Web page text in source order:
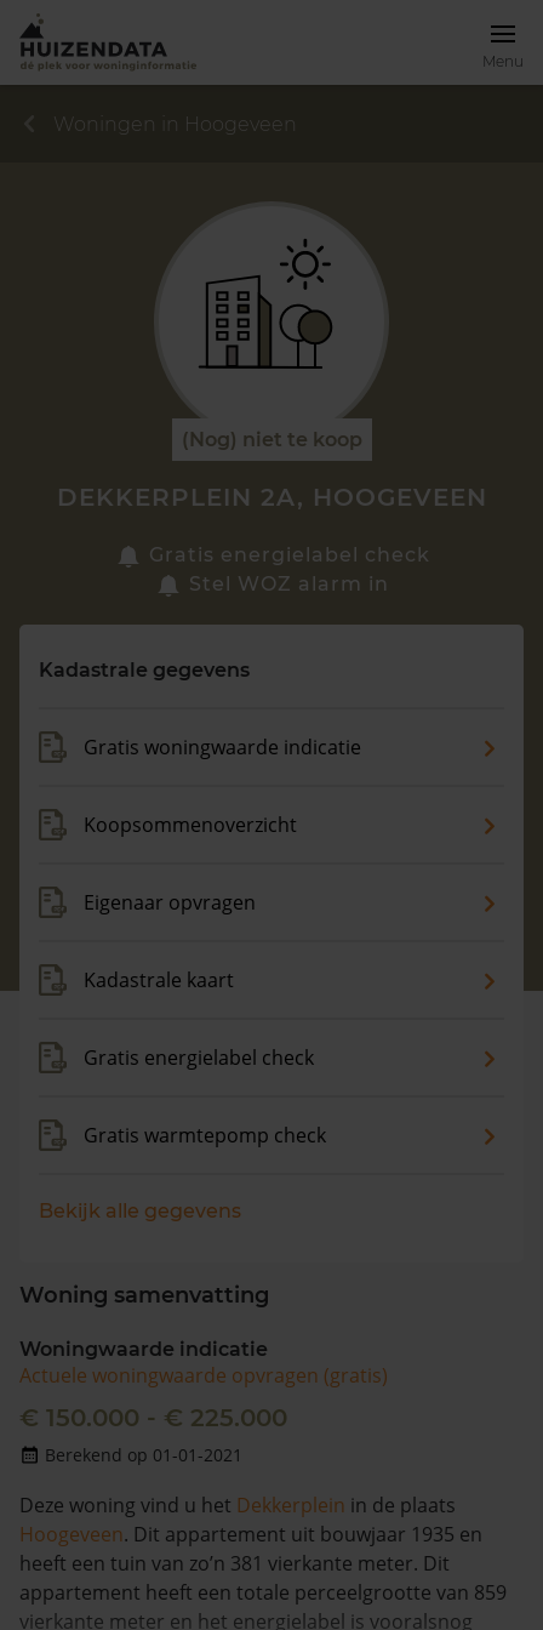
Menu
Zoek een woning
Maandag t/m vrijdag - 08:00 -18:00
Woningen in Hoogeveen
(Nog) niet te koop
DEKKERPLEIN 2A, HOOGEVEEN
Gratis energielabel check
Stel WOZ alarm in
Kadastrale gegevens
Gratis woningwaarde indicatie
Koopsommenoverzicht
Eigenaar opvragen
Kadastrale kaart
Gratis energielabel check
Gratis warmtepomp check
Bekijk alle gegevens
Woning samenvatting
Woningwaarde indicatie
Actuele woningwaarde opvragen (gratis)
€ 150.000 - € 225.000
Berekend op 01-01-2021
Deze woning vind u het Dekkerplein in de plaats
Hoogeveen. Dit appartement uit bouwjaar 1935 en
heeft een tuin van zo’n 381 vierkante meter. Dit
appartement heeft een totale perceelgrootte van 859
vierkante meter en het energielabel is vooralsnog